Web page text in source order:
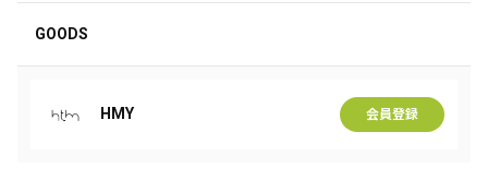
GOODS
HMY 会員登録